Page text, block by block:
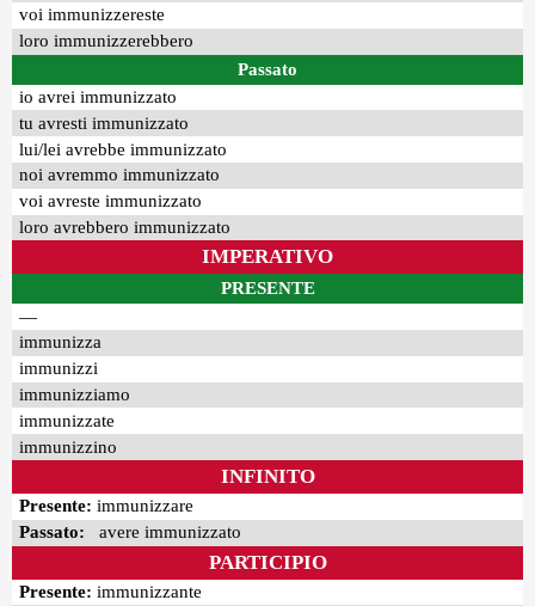
voi immunizzereste
loro immunizzerebbero
Passato
io avrei immunizzato
tu avresti immunizzato
lui/lei avrebbe immunizzato
noi avremmo immunizzato
voi avreste immunizzato
loro avrebbero immunizzato
IMPERATIVO
PRESENTE
—
immunizza
immunizzi
immunizziamo
immunizzate
immunizzino
INFINITO
Presente: immunizzare
Passato: avere immunizzato
PARTICIPIO
Presente: immunizzante